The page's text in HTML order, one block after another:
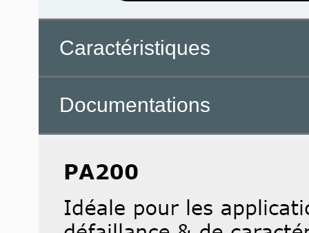
Caractéristiques
Documentations